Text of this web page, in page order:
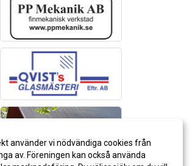
använder vi nödvändiga cookies från
av. Föreningen kan också använda